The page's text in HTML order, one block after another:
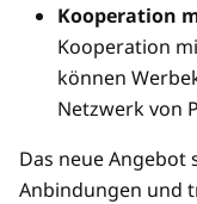
Kooperation
Kooperation
können
Netzwerk von
Das neue
Anbindungen und